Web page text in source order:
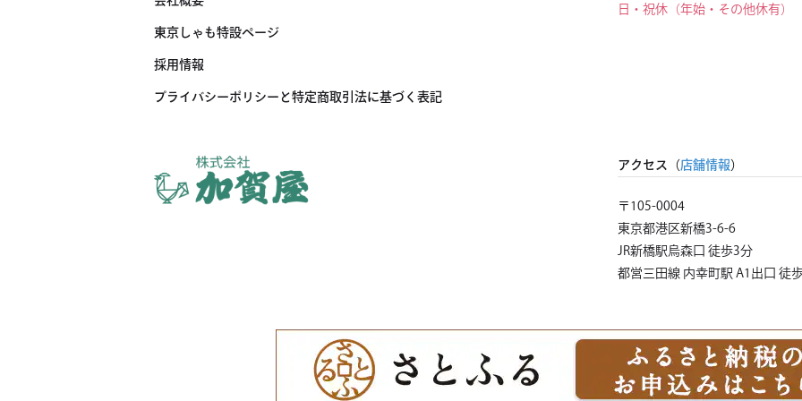
日・祝休（年始・その他休有）
アクセス（店舗情報）
〒105-0004
東京都港区新橋3-6-6
JR新橋駅烏森口 徒歩3分
都営三田線 内幸町駅 A1出口 徒
東京しゃも特設ページ
採用情報
プライバシーポリシーと特定商取引法に基づく表記